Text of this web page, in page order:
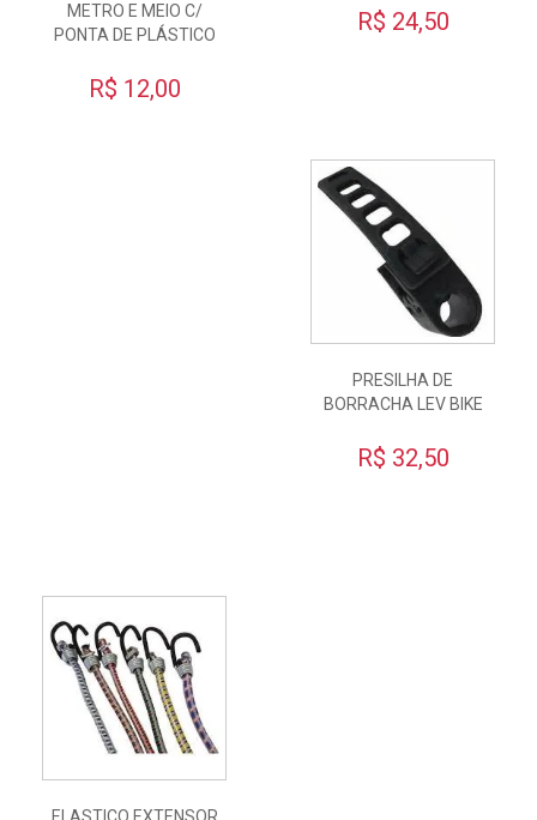
METRO E MEIO C/
PONTA DE PLÁSTICO
R$ 12,00
R$ 24,50
PRESILHA DE
BORRACHA LEV BIKE
R$ 32,50
ELASTICO EXTENSOR